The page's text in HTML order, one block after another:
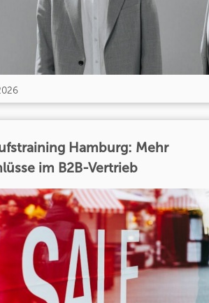
Hamburg: Mehr
im B2B-Vertrieb